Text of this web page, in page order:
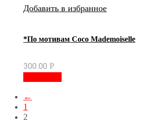
Добавить в избранное
*По мотивам Сосо Mademoiselle
300.00 Р
←
1
2